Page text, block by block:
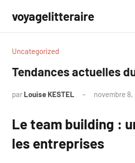
contenu
voyagelitteraire
Uncategorized
Tendances actuelles
par Louise KESTEL novembre 8,
Le team building :
les entreprises